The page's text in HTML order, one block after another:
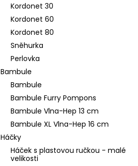
Kordonet 30
Kordonet 60
Kordonet 80
Sněhurka
Perlovka
Bambule
Bambule
Bambule Furry Pompons
Bambule Vlna-Hep 13 cm
Bambule XL Vlna-Hep 16 cm
Háčky
Háček s plastovou ručkou - malé
velikosti